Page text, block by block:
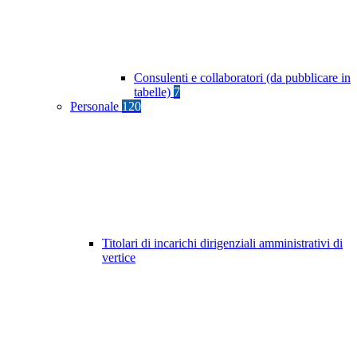
Consulenti e collaboratori (da pubblicare in
tabelle) 7
Personale 120
Titolari di incarichi dirigenziali amministrativi di
vertice